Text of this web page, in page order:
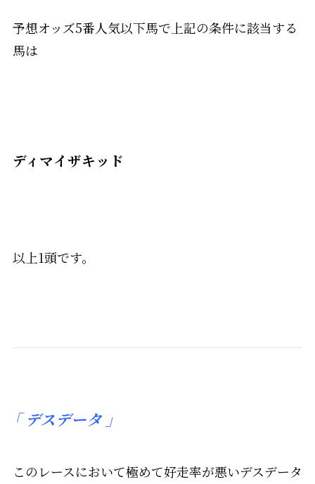
予想オッズ5番人気以下馬で上記の条件に該当する
馬は
ディマイザキッド
以上1頭です。
「デスデータ 」
このレースにおいて極めて好走率が悪いデスデータ